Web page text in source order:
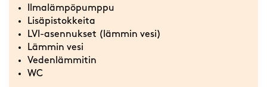
Ilmalämpöpumppu
Lisäpistokkeita
LVI-asennukset (lämmin vesi)
Lämmin vesi
Vedenlämmitin
WC